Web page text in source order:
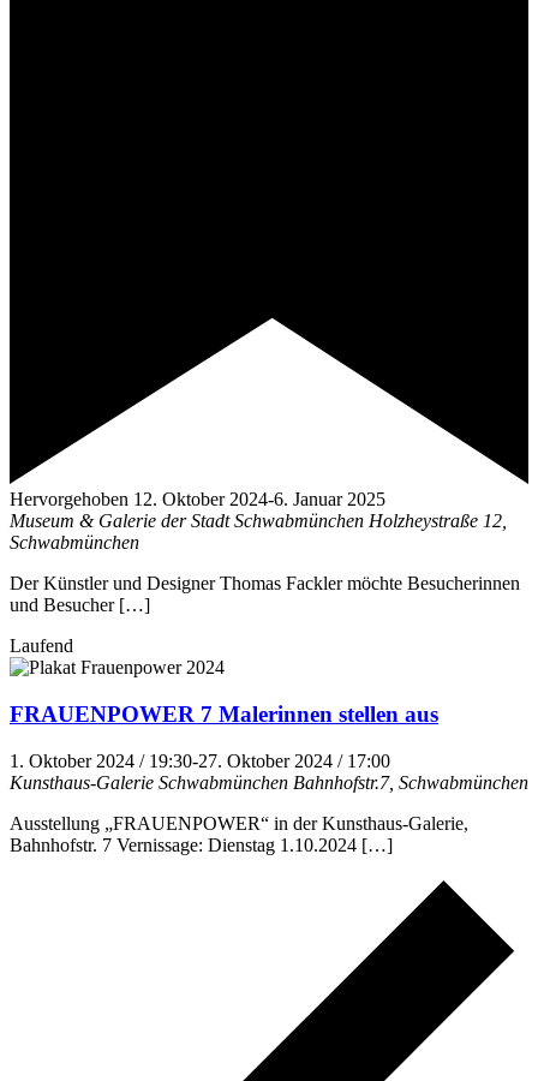
Hervorgehoben 12. Oktober 2024-6. Januar 2025
Museum & Galerie der Stadt Schwabmünchen Holzheystraße 12,
Schwabmünchen
Der Künstler und Designer Thomas Fackler möchte Besucherinnen
und Besucher […]
Laufend
FRAUENPOWER 7 Malerinnen stellen aus
1. Oktober 2024 / 19:30-27. Oktober 2024 / 17:00
Kunsthaus-Galerie Schwabmünchen Bahnhofstr.7, Schwabmünchen
Ausstellung „FRAUENPOWER“ in der Kunsthaus-Galerie,
Bahnhofstr. 7 Vernissage: Dienstag 1.10.2024 […]